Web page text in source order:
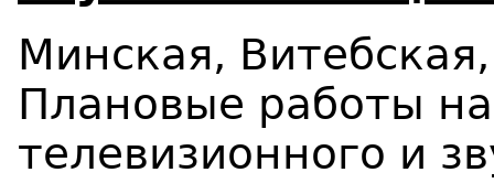
Минская,
Плановые работы
телевизионного и